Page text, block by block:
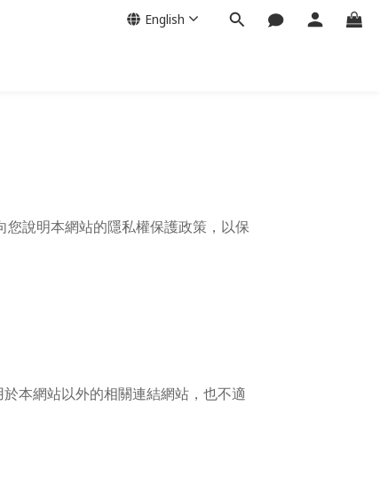
English
說明本網站的隱私權保護政策，以保
本網站以外的相關連結網站，也不適